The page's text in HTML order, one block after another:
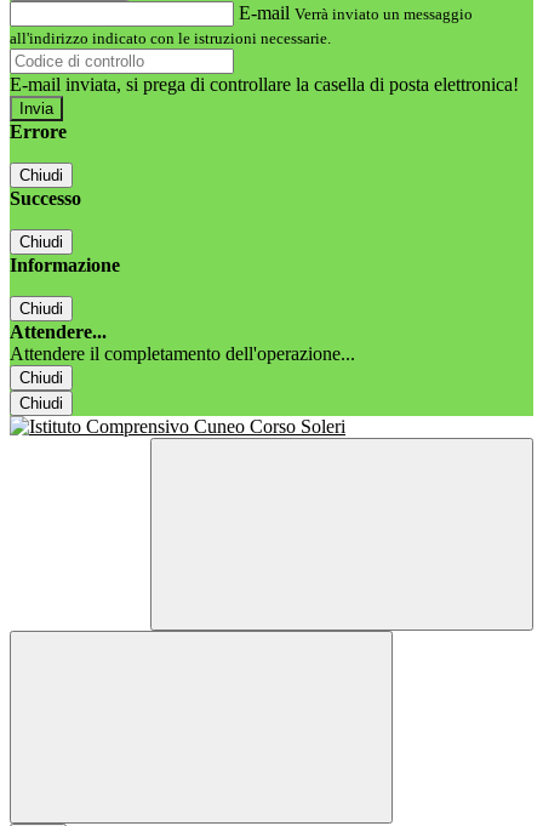
E-mail Verrà inviato un messaggio
all'indirizzo indicato con le istruzioni necessarie.
E-mail inviata, si prega di controllare la casella di posta elettronica!
Errore
Chiudi
Successo
Chiudi
Informazione
Chiudi
Attendere...
Attendere il completamento dell'operazione...
Chiudi
Chiudi